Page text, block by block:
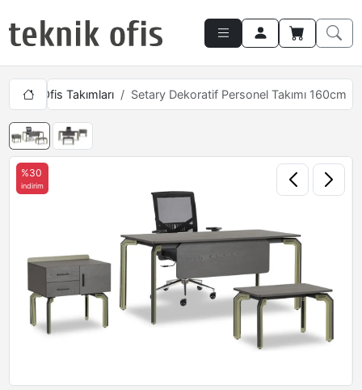
Ofis Takımları Setary Dekoratif Personel Takımı 160cm
%30
indirim